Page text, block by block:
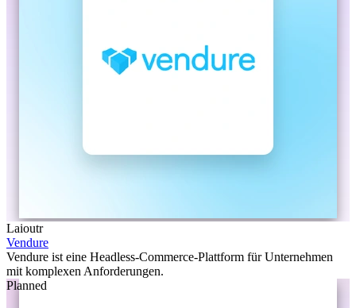
Laioutr
Vendure
Vendure ist eine Headless-Commerce-Plattform für Unternehmen
mit komplexen Anforderungen.
Planned